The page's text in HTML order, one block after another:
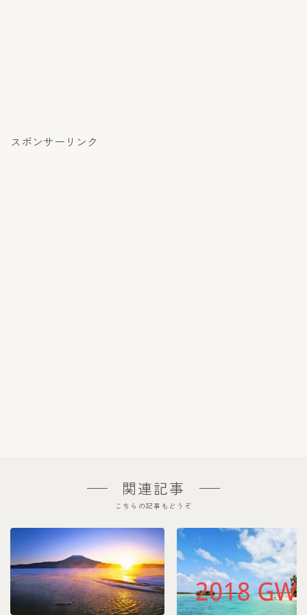
スポンサーリンク
関連記事
こちらの記事もどうぞ